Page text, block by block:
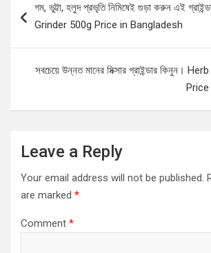
navigation
গম, ভুট্টা, হলুদ প্রভৃতি নিমিষেই গুড়া করুন এই
Grinder 500g Price in Bangladesh
সবচেয়ে উন্নত মানের মিক্সার গ্রাইন্ডার কিনুন।
Price
Leave a Reply
Your email address will not be published.
are marked *
Comment *